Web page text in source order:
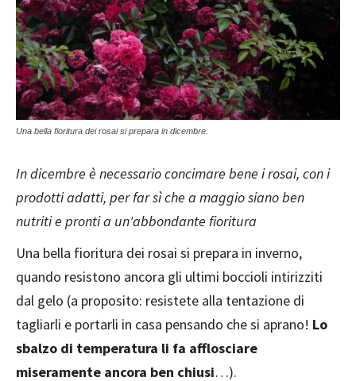
Una bella fioritura dei rosai si prepara in dicembre.
In dicembre è necessario concimare bene i rosai, con i
prodotti adatti, per far sì che a maggio siano ben
nutriti e pronti a un'abbondante fioritura
Una bella fioritura dei rosai si prepara in inverno,
quando resistono ancora gli ultimi boccioli intirizziti
dal gelo (a proposito: resistete alla tentazione di
tagliarli e portarli in casa pensando che si aprano! Lo
sbalzo di temperatura li fa afflosciare
miseramente ancora ben chiusi…).